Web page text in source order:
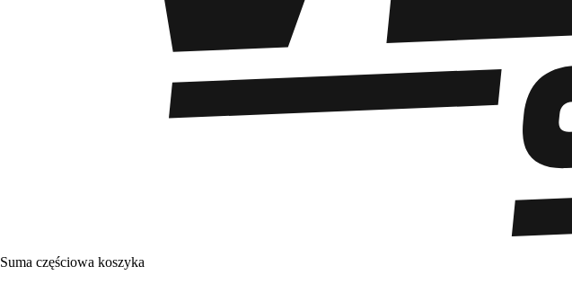
Suma częściowa koszyka